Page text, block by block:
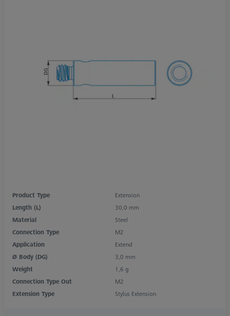
Product Type
Extension
Length (L)
30,0 mm
Material
Steel
Connection Type
M2
Application
Extend
Ø Body (DG)
3,0 mm
Weight
1,6 g
Connection Type Out
M2
Extension Type
Stylus Extension